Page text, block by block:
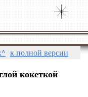
к полной версии
кокеткой